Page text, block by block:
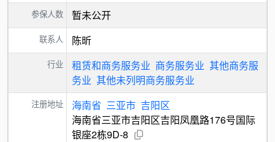
参保人数 暂未公开
联系人 陈昕
行业 租赁和商务服务业 商务服务业 其他商务服
务业 其他未列明商务服务业
注册地址 海南省 三亚市 吉阳区
海南省三亚市吉阳区吉阳凤凰路176号国际
银座2栋9D-8